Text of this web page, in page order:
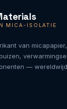
MICA-ISOLATIE
van
—